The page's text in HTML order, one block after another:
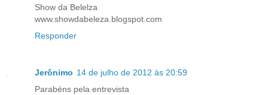
Show da Belelza
www.showdabeleza.blogspot.com
Responder
Jerônimo 14 de julho de 2012 às 20:59
Parabéns pela entrevista